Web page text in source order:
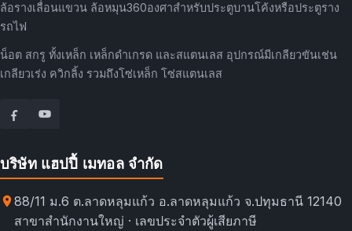
ล้อรางเลื่อนแขวน ล้อหมุน360องศาสำหรับประตูบานโค้งหรือประตูราง
รถไฟ
น็อต สกรู ทั้งเหล็ก เหล็กดำเกรด และสแตนเลส อุปกรณ์มีเกลียวขันเช่น
เกลียวเร่ง ควิกลิ้ง รวมถึงโซ่เหล็ก โซ่สแตนเลส
บริษัท แฮปปี้ เมทอล จำกัด
88/11 ม.6 ต.ลาดหลุมแก้ว อ.ลาดหลุมแก้ว จ.ปทุมธานี 12140
สาขาสำนักงานใหญ่ · เลขประจำตัวผู้เสียภาษี